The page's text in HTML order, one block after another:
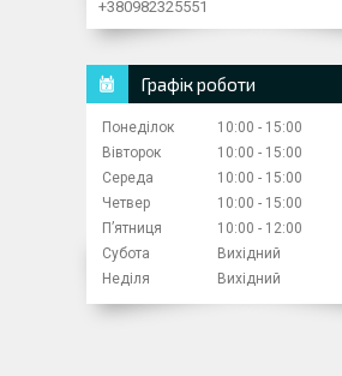
+380982325551
Графік роботи
Понеділок 10:00
15:00
Вівторок
10:00
15:00
Середа
10:00
15:00
Четвер
10:00
15:00
Пʼятниця
10:00
12:00
Субота
Вихідний
Неділя
Вихідний